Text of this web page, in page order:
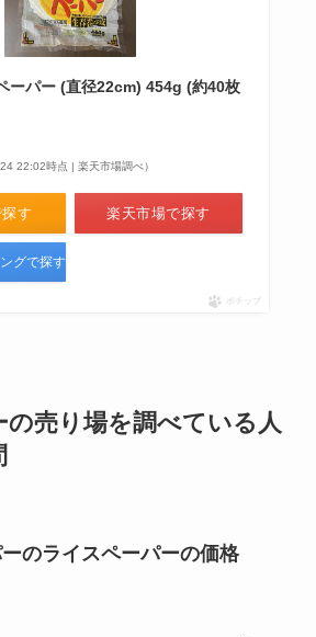
ーパー (直径22cm) 454g (約40枚
22:02時点 | 楽天市場調べ）
す 楽天市場で探す
グで探す
ポチップ
の売り場を調べている人
のライスペーパーの価格